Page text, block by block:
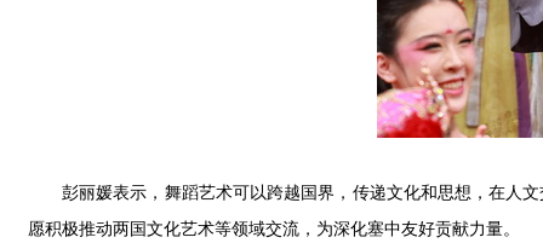
彭丽媛表示，舞蹈艺术可以跨越国界，传递文化和思想，在人
愿积极推动两国文化艺术等领域交流，为深化塞中友好贡献力量。